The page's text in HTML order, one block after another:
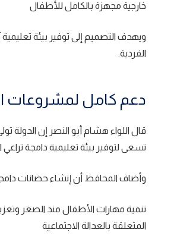
خارجية مجهزة بالكامل للأطفال
ويهدف التصميم إلى توفير بيئة
الفردية.
دعم كامل لمشروعات
قال اللواء هشام أبو النصر إن الدولة
تسعى لتوفير بيئة تعليمية دامجة
وأضاف المحافظ أن إنشاء حضانات
تنمية مهارات الأطفال منذ الصغر
المتعلقة بالعدالة الاجتماعية